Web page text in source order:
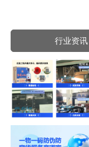
行业资讯